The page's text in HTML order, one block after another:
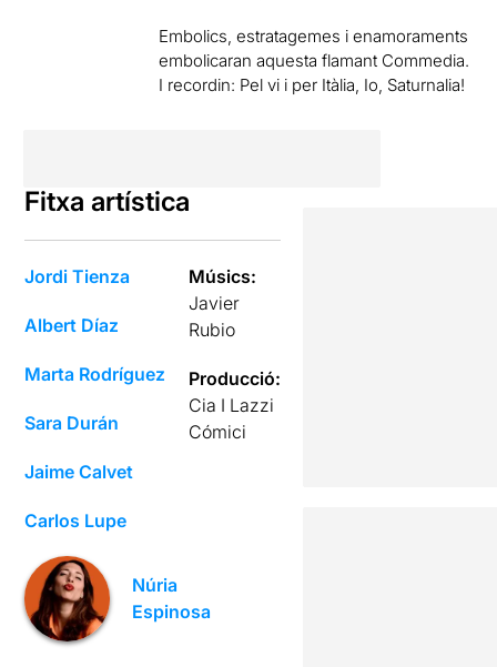
Embolics, estratagemes i enamoraments
embolicaran aquesta flamant Commedia.
I recordin: Pel vi i per Itàlia, Io, Saturnalia!
Fitxa artística
Jordi Tienza
Albert Díaz
Marta Rodríguez
Sara Durán
Jaime Calvet
Carlos Lupe
Núria
Espinosa
Músics:
Javier
Rubio
Producció:
Cia I Lazzi
Cómici